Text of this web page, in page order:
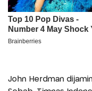
John Herdman